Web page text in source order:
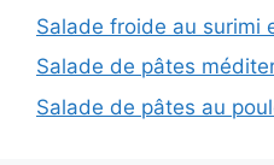
Salade froide au surimi
Salade de pâtes
Salade de pâtes au